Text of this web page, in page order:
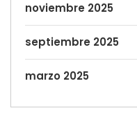
noviembre 2025
septiembre 2025
marzo 2025